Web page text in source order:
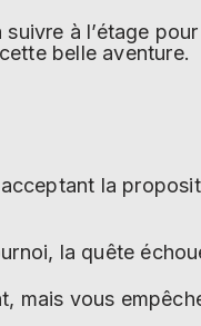
à l’étage
belle aventure.
la
la quête
mais vous